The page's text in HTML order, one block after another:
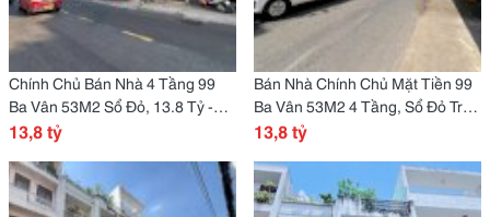
Chính Chủ Bán Nhà 4 Tầng 99
Ba Vân 53M2 Sổ Đỏ, 13.8 Tỷ -
Cơ Hội Vàng Tân Bình, Lh:
13,8 tỷ
Bán Nhà Chính Chủ Mặt Tiền 99
Ba Vân 53M2 4 Tầng, Sổ Đỏ Trao
Tay - Cơ Hội Vàng Tân Bình!
13,8 tỷ